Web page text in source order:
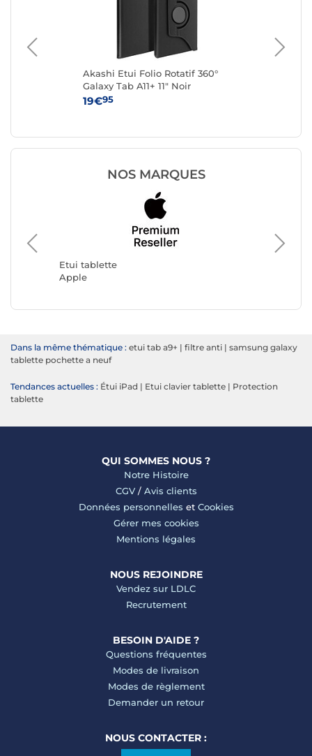
Akashi Etui Folio Rotatif 360°
Galaxy Tab A11+ 11" Noir
19€95
NOS MARQUES
Etui tablette
Apple
Dans la même thématique : etui tab a9+ | filtre anti | samsung galaxy
tablette pochette a neuf
Tendances actuelles : Étui iPad | Etui clavier tablette | Protection
tablette
QUI SOMMES NOUS ?
Notre Histoire
CGV/ Avis clients
Données personnelles et Cookies
Gérer mes cookies
Mentions légales
NOUS REJOINDRE
Vendez sur LDLC
Recrutement
BESOIN D'AIDE ?
Questions fréquentes
Modes de livraison
Modes de règlement
Demander un retour
NOUS CONTACTER :